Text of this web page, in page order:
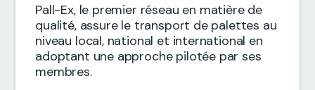
Pall-Ex, le premier réseau en matière de
qualité, assure le transport de palettes au
niveau local, national et international en
adoptant une approche pilotée par ses
membres.